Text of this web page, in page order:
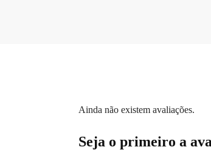
Ainda não existem avaliações.
Seja o primeiro a